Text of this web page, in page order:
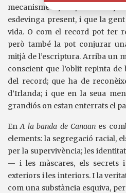
mecanisme que provoca
esdevinga present, i que la
vida. O com el record pot fer
però també la pot conjurar
mitjà de l’escriptura. Arriba un
conscient que l’oblit repinta
del record; que ha de
d’Irlanda; i que en la seua
grandiós on estan enterrats el
EnA la banda de Canaan es
elements: la segregació racial,
per la supervivència; les
— i les màscares, els secrets
exteriors i les interiors. I la
com una substància esquiva,